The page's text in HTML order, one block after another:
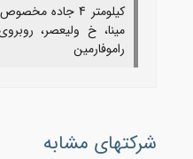
کیلومتر 4 جاده
مینا، خ ولیعصر،
راموفارمین
شرکتهای مشابه